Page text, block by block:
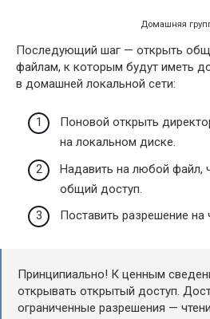
Домашняя
Последующий шаг — открыть
файлам, к которым будут иметь
в домашней локальной сети:
Поновой открыть
на локальном диске.
Надавить на любой файл,
общий доступ.
Поставить разрешение на
Принципиально! К ценным
открывать открытый доступ.
ограниченные разрешения —